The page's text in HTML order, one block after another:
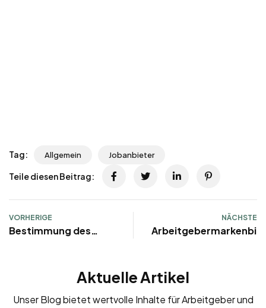
Tag: Allgemein Jobanbieter
Teile diesen Beitrag:
VORHERIGE
Bestimmung des
NÄCHSTE
Aktuelle Artikel
Unser Blog bietet wertvolle Inhalte für Arbeitgeber und